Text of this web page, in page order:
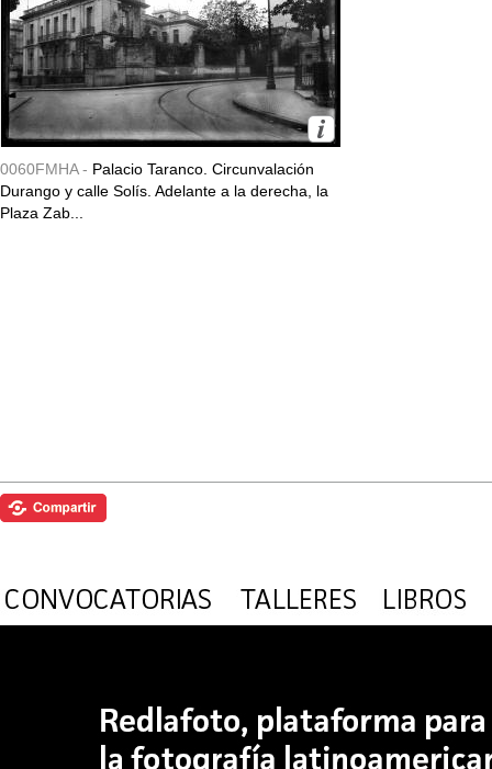
0060FMHA - Palacio Taranco. Circunvalación
Durango y calle Solís. Adelante a la derecha, la
Plaza Zab...